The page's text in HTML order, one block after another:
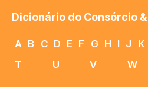
Dicionário do Consórcio
A B C D E F G H I J K
T
U V W